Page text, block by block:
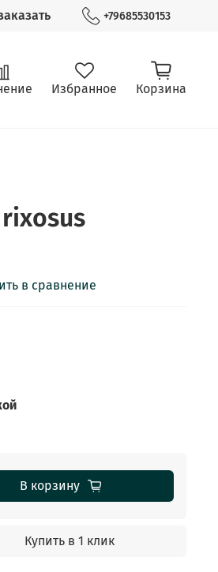
+79685530153
Избранное Корзина
в сравнение
В корзину
Купить в 1 клик